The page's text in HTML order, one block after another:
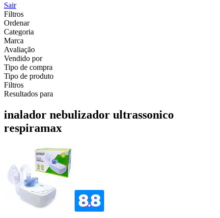
Sair
Filtros
Ordenar
Categoria
Marca
Avaliação
Vendido por
Tipo de compra
Tipo de produto
Filtros
Resultados para
inalador nebulizador ultrassonico
respiramax